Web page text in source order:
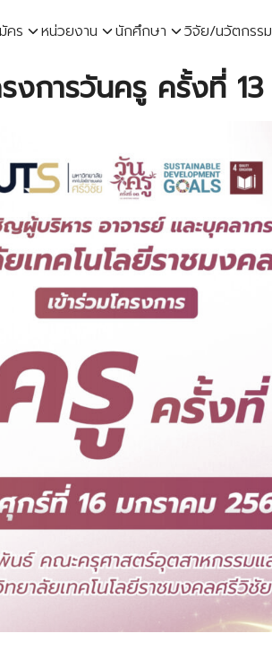
คร หน่วยงาน นักศึกษา วิจัย/นวัตกรรม
งการวันครู ครั้งที่ 13